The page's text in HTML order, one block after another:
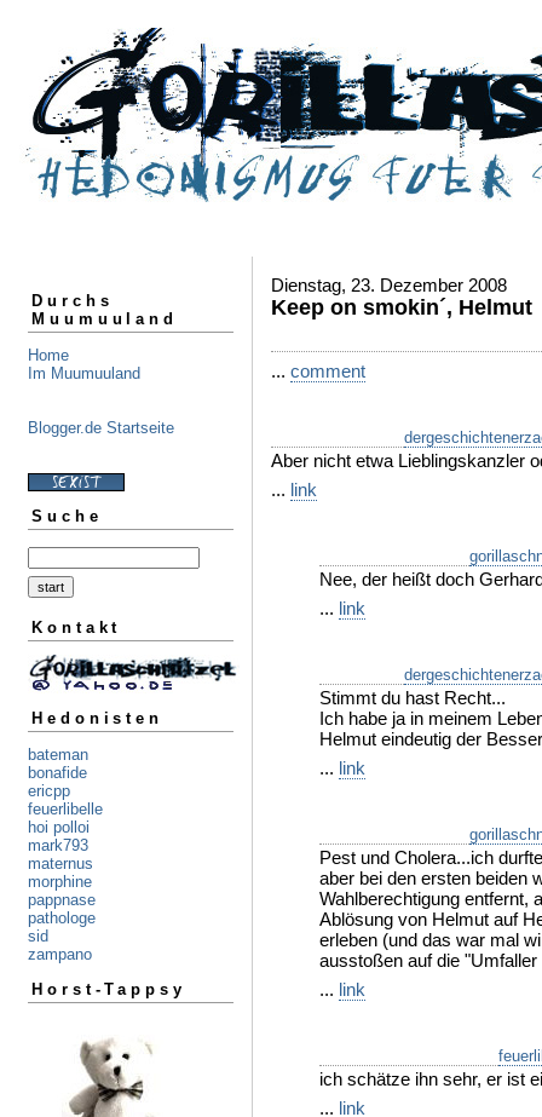
Durchs
Muumuuland
Home
Im Muumuuland
Blogger.de Startseite
Suche
Kontakt
Hedonisten
bateman
bonafide
ericpp
feuerlibelle
hoi polloi
mark793
maternus
morphine
pappnase
pathologe
sid
zampano
Horst-Tappsy
Dienstag, 23. Dezember 2008
Keep on smokin´, Helmut
... comment
Aber nicht etwa Lieblingskanzler
... link
Nee, der heißt doch
... link
Stimmt du hast Recht...
Ich habe ja in meinem
Helmut eindeutig der
... link
Pest und Cholera...ich
aber bei den ersten beiden
Wahlberechtigung entfernt,
Ablösung von Helmut auf
erleben (und das war mal
ausstoßen auf die
... link
ich schätze ihn sehr, er ist
... link